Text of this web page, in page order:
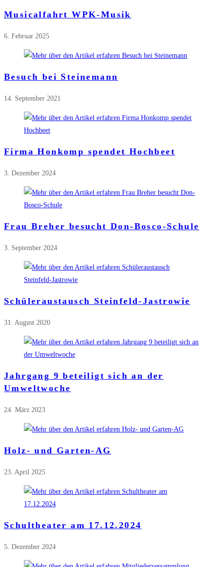
Musicalfahrt WPK-Musik
6. Februar 2025
Besuch bei Steinemann
14. September 2021
Firma Honkomp spendet Hochbeet
3. Dezember 2024
Frau Breher besucht Don-Bosco-Schule
3. September 2024
Schüleraustausch Steinfeld-Jastrowie
31. August 2020
Jahrgang 9 beteiligt sich an der
Umweltwoche
24. März 2023
Holz- und Garten-AG
23. April 2025
Schultheater am 17.12.2024
5. Dezember 2024